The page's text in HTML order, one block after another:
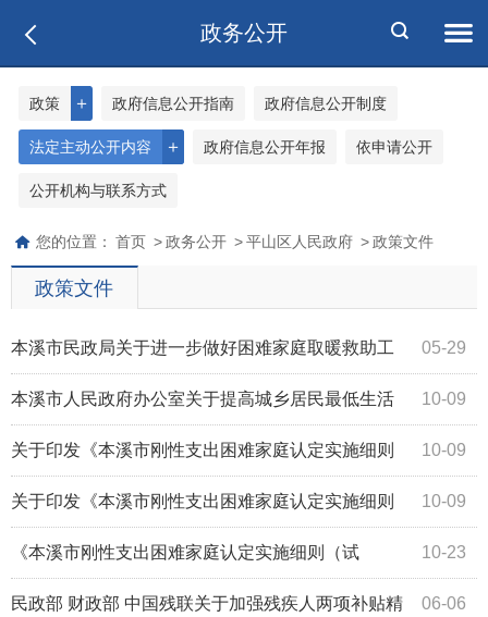
政务公开
＋
政策 政府信息公开指南 政府信息公开制度
＋
法定主动公开内容 政府信息公开年报 依申请公开
公开机构与联系方式
您的位置： 首页 > 政务公开 > 平山区人民政府 > 政策文件
政策文件
05-29
本溪市民政局关于进一步做好困难家庭取暖救助工
作的通知（本民规发[2024]2号） 10-09
本溪市人民政府办公室关于提高城乡居民最低生活
保障、特困人员救助供养基本生活、孤儿基... 10-09
关于印发《本溪市刚性支出困难家庭认定实施细则
（试行）》的通知 10-09
关于印发《本溪市刚性支出困难家庭认定实施细则
（试行）》的通知 10-23
《本溪市刚性支出困难家庭认定实施细则（试
行）》政策解读 06-06
民政部 财政部 中国残联关于加强残疾人两项补贴精